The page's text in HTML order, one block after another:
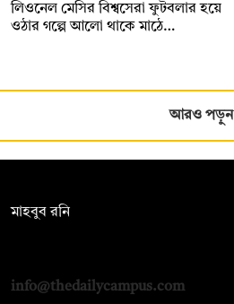
লিওনেল মেসির বিশ্বসেরা ফুটবলার হয়ে
ওঠার গল্পে আলো থাকে মাঠে…
আরও পড়ুন
মাহবুব রনি
info@thedailycampus.com